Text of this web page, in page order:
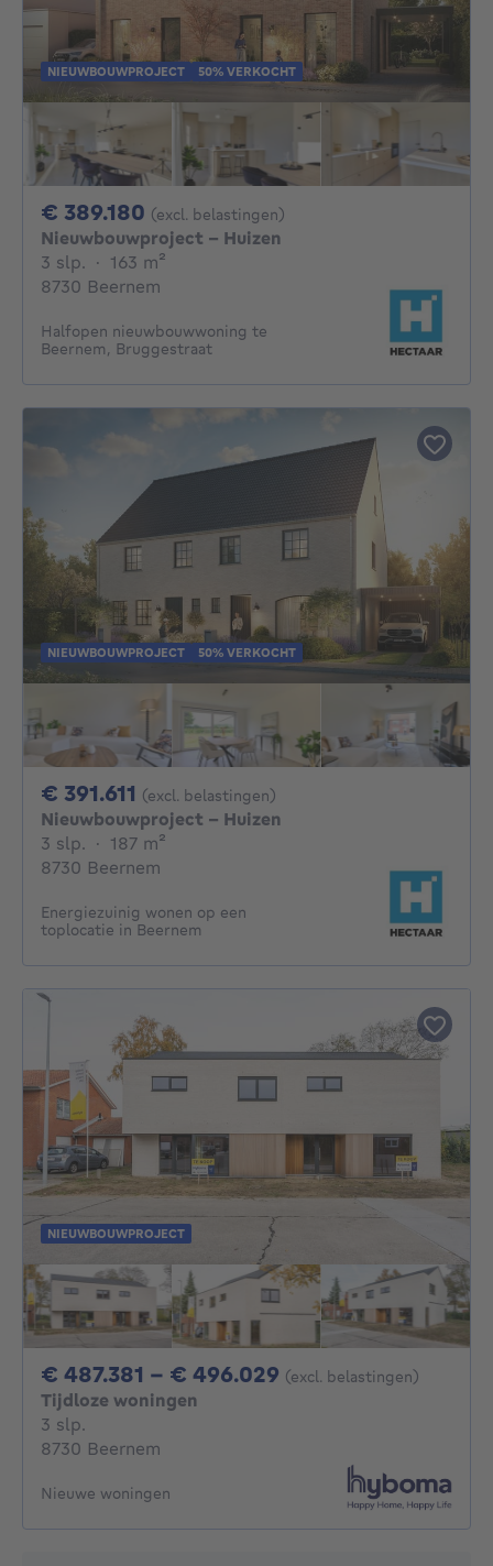
NIEUWBOUWPROJECT 50% VERKOCHT
€ 389.180 389180€
(excl. belastingen)
Nieuwbouwproject - Huizen
3 slp. 3 slaapkamers
· 163 m²
8730 Beernem
Halfopen nieuwbouwwoning te
Beernem, Bruggestraat
NIEUWBOUWPROJECT 50% VERKOCHT
€ 391.611 391611€
(excl. belastingen)
Nieuwbouwproject - Huizen
3 slp. 3 slaapkamers
· 187 m²
8730 Beernem
Energiezuinig wonen op een
toplocatie in Beernem
NIEUWBOUWPROJECT
€ 487.381 - € 496.029 Van 487381€ Tot
(excl. belastingen)
Tijdloze woningen
3 slp.
8730 Beernem
Nieuwe woningen